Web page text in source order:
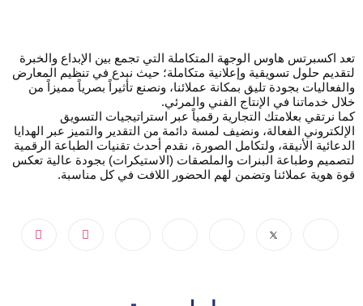
تعد اكسبرتس هاوس الوجهة المتكاملة التي تجمع بين الإبداع والخبرة
لتقديم حلول تسويقية وإعلانية متكاملة؛ حيث نبدع في تنظيم المعارض
والفعاليات بجودة تليق بمكانة عملائنا، ونصنع تأثيراً بصرياً مميزاً من
خلال خدماتنا في الإنتاج الفني والمرئي.
كما نرتقي بعلامتك التجارية رقمياً عبر استراتيجيات التسويق
الإلكتروني الفعالة، ونضيف لمسة دائمة من التقدير والتميز عبر الهدايا
الدعائية الأنيقة، ولتكامل الصورة، نقدم أحدث تقنيات الطباعة الرقمية
لتصميم وطباعة البنرات والملصقات (الاستيكرات) بجودة عالية تعكس
قوة هوية عملائنا وتضمن لهم الحضور اللافت في كل مناسبة.